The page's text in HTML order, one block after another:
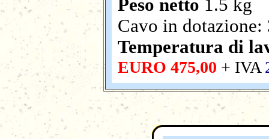
Peso netto 1.5 kg
Cavo in
Temperatura di
EURO 475,00 + IVA